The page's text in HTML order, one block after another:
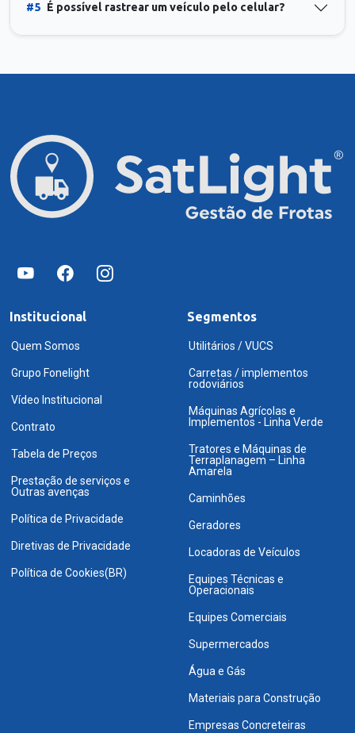
#5 É possível rastrear um veículo pelo celular?
Institucional
Quem Somos
Grupo Fonelight
Vídeo Institucional
Contrato
Tabela de Preços
Prestação de serviços e
Outras avenças
Política de Privacidade
Diretivas de Privacidade
Política de Cookies(BR)
Segmentos
Utilitários / VUCS
Carretas / implementos
rodoviários
Máquinas Agrícolas e
Implementos - Linha Verde
Tratores e Máquinas de
Terraplanagem – Linha
Amarela
Caminhões
Geradores
Locadoras de Veículos
Equipes Técnicas e
Operacionais
Equipes Comerciais
Supermercados
Água e Gás
Materiais para Construção
Empresas Concreteiras